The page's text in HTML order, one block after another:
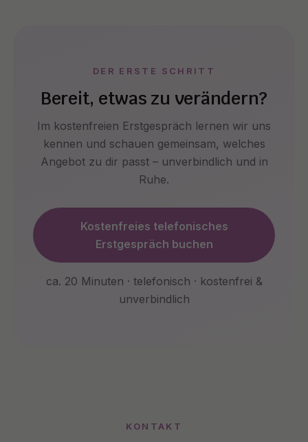
DER ERSTE SCHRITT
Bereit, etwas zu verändern?
Im kostenfreien Erstgespräch lernen wir uns
kennen und schauen gemeinsam, welches
Angebot zu dir passt – unverbindlich und in
Ruhe.
Kostenfreies telefonisches
Erstgespräch buchen
ca. 20 Minuten · telefonisch · kostenfrei &
unverbindlich
KONTAKT